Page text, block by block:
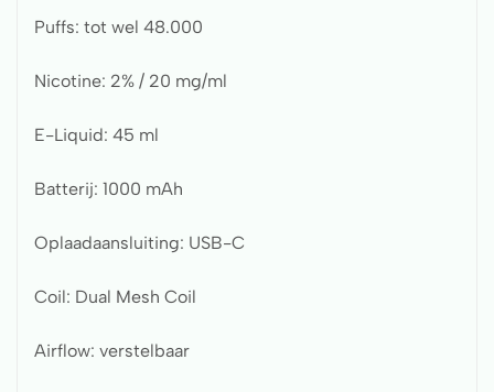
Puffs: tot wel 48.000
Nicotine: 2% / 20 mg/ml
E-Liquid: 45 ml
Batterij: 1000 mAh
Oplaadaansluiting: USB-C
Coil: Dual Mesh Coil
Airflow: verstelbaar